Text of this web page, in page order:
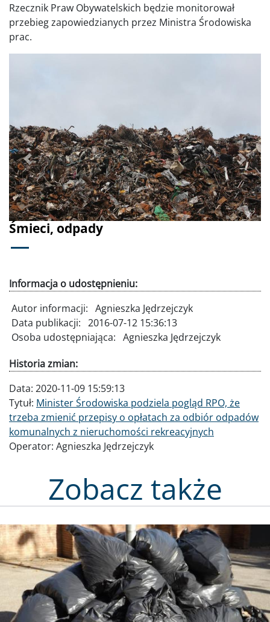
Rzecznik Praw Obywatelskich będzie monitorował
przebieg zapowiedzianych przez Ministra Środowiska
prac.
Śmieci, odpady
Poprzednie Dalej
Informacja o udostępnieniu:
Autor informacji: Agnieszka Jędrzejczyk
Data publikacji: 2016-07-12 15:36:13
Osoba udostępniająca: Agnieszka Jędrzejczyk
Historia zmian:
Data: 2020-11-09 15:59:13
Tytuł: Minister Środowiska podziela pogląd RPO, że
trzeba zmienić przepisy o opłatach za odbiór odpadów
komunalnych z nieruchomości rekreacyjnych
Operator: Agnieszka Jędrzejczyk
Zobacz także
Obraz